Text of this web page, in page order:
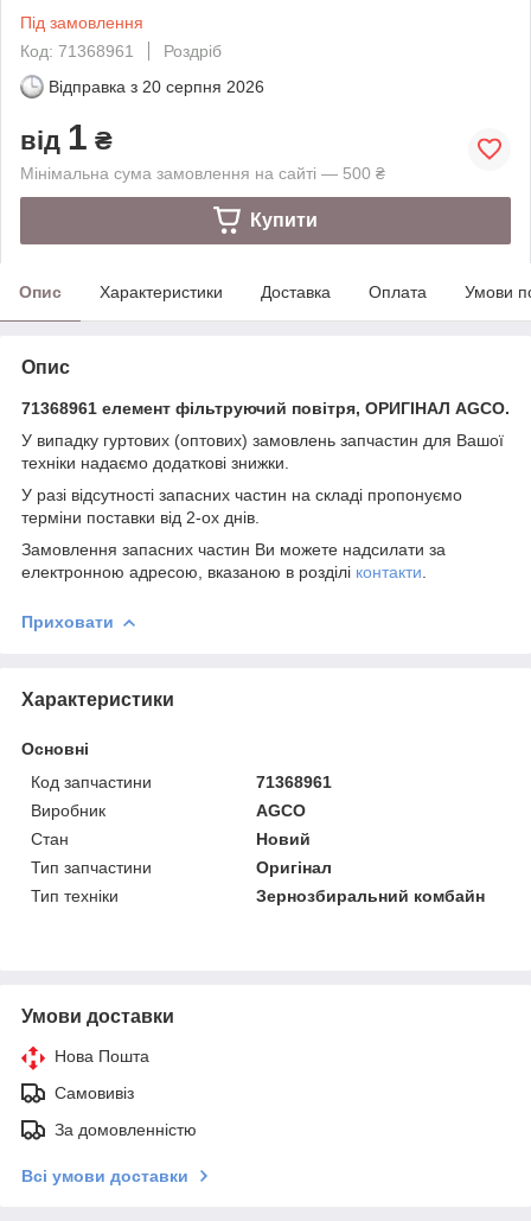
Під замовлення
Код: 71368961
Роздріб
Відправка з 20 серпня 2026
від 1 ₴
Мінімальна сума замовлення на сайті — 500 ₴
Купити
Опис Характеристики Доставка Оплата Умови
Опис
71368961 елемент фільтруючий повітря, ОРИГІНАЛ AGCO.
У випадку гуртових (оптових) замовлень запчастин для Вашої
техніки надаємо додаткові знижки.
У разі відсутності запасних частин на складі пропонуємо
терміни поставки від 2-ох днів.
Замовлення запасних частин Ви можете надсилати за
електронною адресою, вказаною в розділі контакти
Приховати
Характеристики
Основні
Код запчастини
71368961
Виробник
AGCO
Стан
Новий
Тип запчастини
Оригінал
Тип техніки
Зернозбиральний комбайн
Умови доставки
Нова Пошта
Самовивіз
За домовленністю
Всі умови доставки